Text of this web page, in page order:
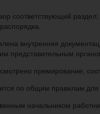
соответствующий раздел;
внутренняя
представительным
премирование,
по общим правилам
начальником